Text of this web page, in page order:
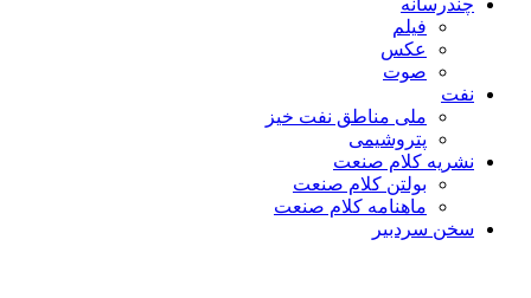
فیلم
عکس
صوت
نفت
ملی مناطق نفت خیز
پتروشیمی
نشریه کلام صنعت
بولتن کلام صنعت
ماهنامه کلام صنعت
سخن سردبیر